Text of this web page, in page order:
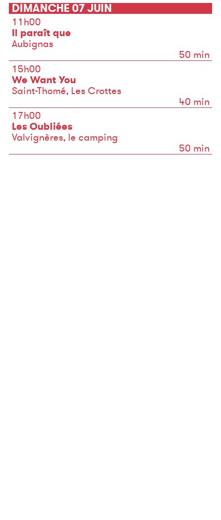
DIMANCHE 07 JUIN
11h00
Il paraît que
Aubignas
50 min
15h00
We Want You
Saint-Thomé, Les Crottes
40 min
17h00
Les Oubliées
Valvignères, le camping
50 min